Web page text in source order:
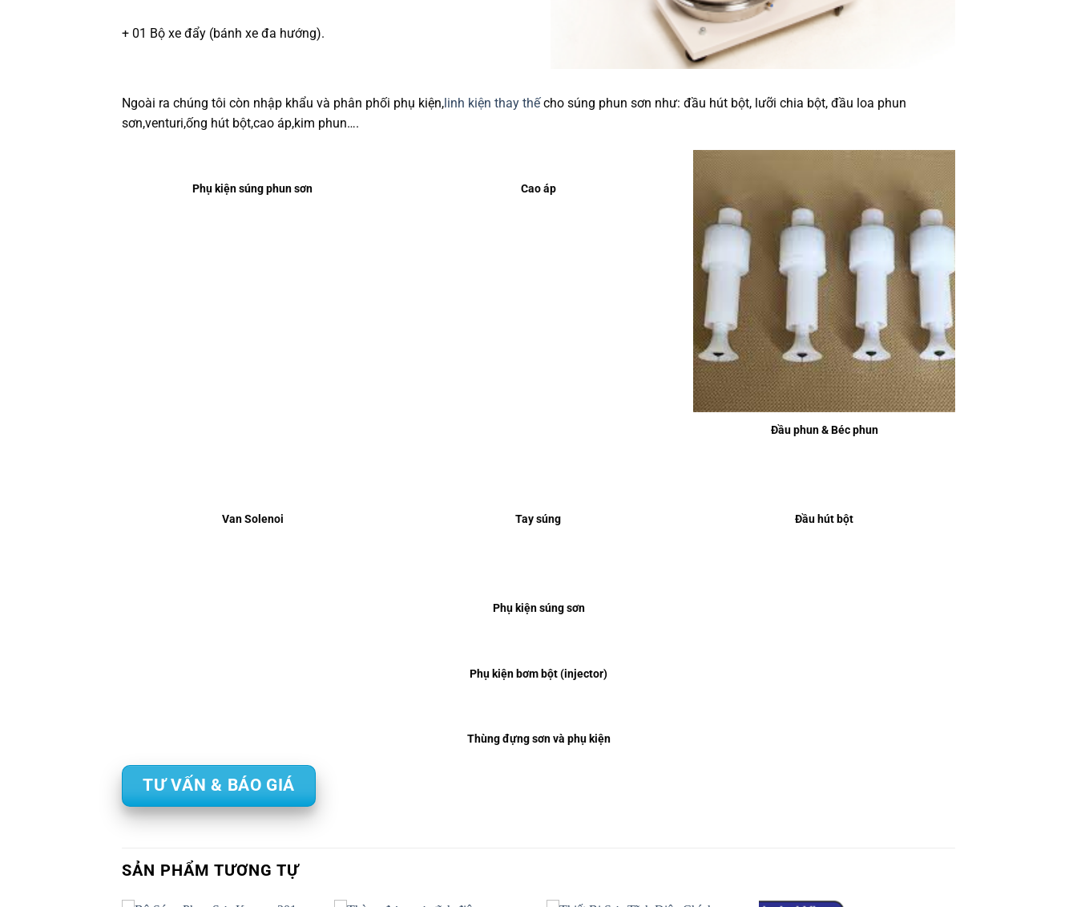
+ 01 Bộ xe đẩy (bánh xe đa hướng).
Ngoài ra chúng tôi còn nhập khẩu và phân phối phụ kiện, linh kiện thay thếcho súng phun sơn như: đầu hút bột, lưỡi chia bột, đầu loa phun
sơn,venturi,ống hút bột,cao áp,kim phun….
Phụ kiện súng phun sơn Cao áp
Đầu phun & Béc phun
Van Solenoi Tay súng Đầu hút bột
Phụ kiện súng sơn
Phụ kiện bơm bột (injector)
Thùng đựng sơn và phụ kiện
TƯ VẤN & BÁO GIÁ
SẢN PHẨM TƯƠNG TỰ